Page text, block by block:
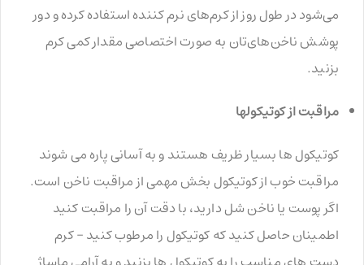
می‌شود در طول روز از کرم‌های نرم کننده استفاده کرده و دور
پوشش ناخن‌های‌تان به صورت اختصاصی مقدار کمی کرم
بزنید.
مراقبت از کوتیکولها
کوتیکول ها بسیار ظریف هستند و به آسانی پاره می شوند
مراقبت خوب از کوتیکول بخش مهمی از مراقبت ناخن است.
اگر پوست یا ناخن شل دارید، با دقت آن را مراقبت کنید
اطمینان حاصل کنید که کوتیکول را مرطوب کنید – کرم